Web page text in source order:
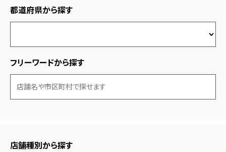
都道府県から探す
フリーワードから探す
店舗種別から探す